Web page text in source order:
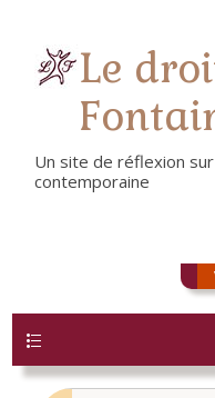
Le
Un site de réflexion
contemporaine